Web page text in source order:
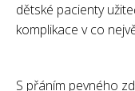
dětské pacienty
komplikace v co
S přáním pevného